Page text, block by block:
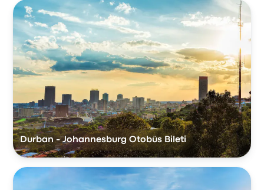
Durban - Johannesburg Otobüs Bileti